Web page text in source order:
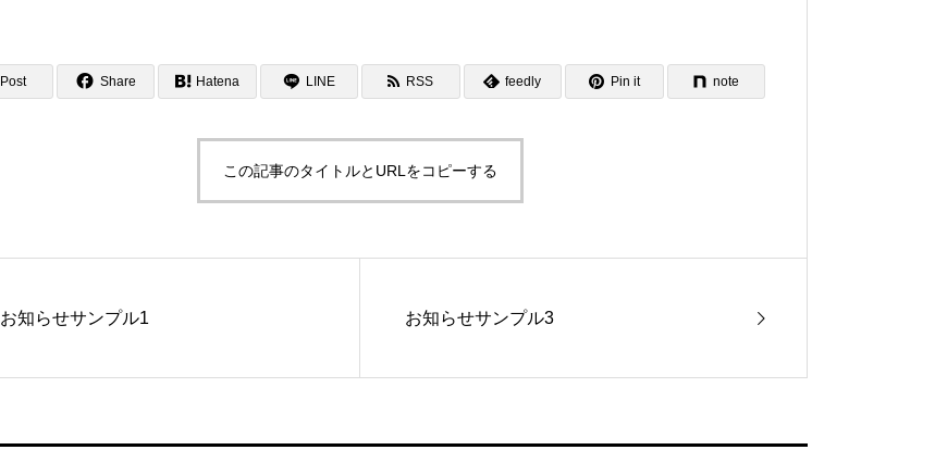
Post Share Hatena LINE RSS feedly Pin it note
この記事のタイトルとURLをコピーする
お知らせサンプル1 お知らせサンプル3